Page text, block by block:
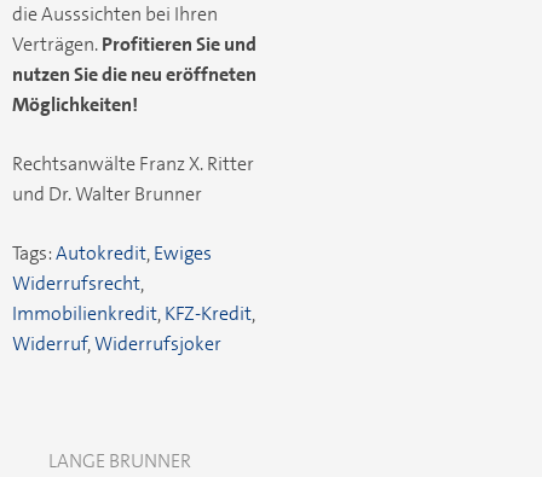
die Ausssichten bei Ihren
Verträgen.Profitieren Sieund
nutzen Sie die neu eröffneten
Möglichkeiten!
Rechtsanwälte Franz X. Ritter
und Dr. Walter Brunner
Tags:Autokredit,Ewiges
Widerrufsrecht,
Immobilienkredit,KFZ-Kredit,
Widerruf,Widerrufsjoker
LANGE BRUNNER